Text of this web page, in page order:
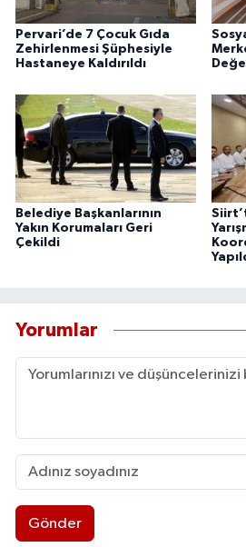
Pervari’de 7 Çocuk Gıda
Zehirlenmesi Şüphesiyle
Hastaneye Kaldırıldı
Belediye Başkanlarının
Yakın Korumaları Geri
Çekildi
Yorumlar
Gönder